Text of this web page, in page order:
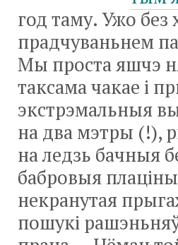
год таму. Ужо без
прадчуваньнем
Мы проста яшчэ
таксама чакае і
экстрэмальныя
на два мэтры (!),
на ледзь бачныя
бабровыя
некранутая
пошукі